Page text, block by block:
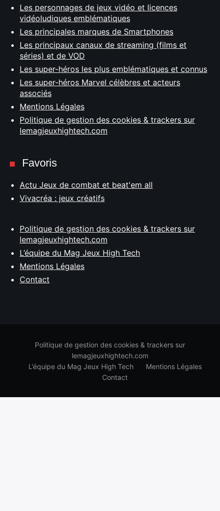
Les personnages de jeux vidéo et licences
vidéoludiques emblématiques
Les principales marques de Smartphones
Les principaux canaux de streaming (films et
séries) et de VOD
Les super-héros les plus emblématiques et connus
Les super-héros Marvel célèbres et acteurs
associés
Mentions Légales
Politique de gestion des cookies & trackers sur
lemagjeuxhightech.com
Favoris
Actu Jeux de combat et beat'em all
Vivacréa : jeux créatifs
Politique de gestion des cookies & trackers sur
lemagjeuxhightech.com
L’équipe du Mag Jeux High Tech
Mentions Légales
Contact
Politique de gestion des cookies & trackers sur
lemagjeuxhightech.com
L’équipe du Mag Jeux High Tech
Mentions Légales
Contact